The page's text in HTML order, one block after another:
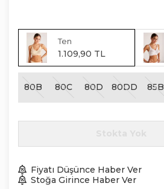
Ten
1.109,90 TL
80B 80C 80D 80DD 85B
Fiyatı Düşünce Haber Ver
Stoğa Girince Haber Ver